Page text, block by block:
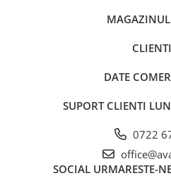
CLIENTI
DATE
SUPORT CLIENTI
0722
SOCIAL URMARESTE-